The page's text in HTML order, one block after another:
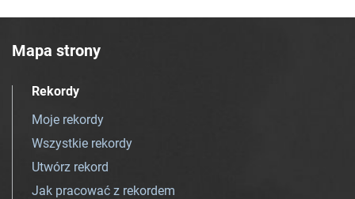
Mapa strony
Rekordy
Moje rekordy
Wszystkie rekordy
Utwórz rekord
Jak pracować z rekordem